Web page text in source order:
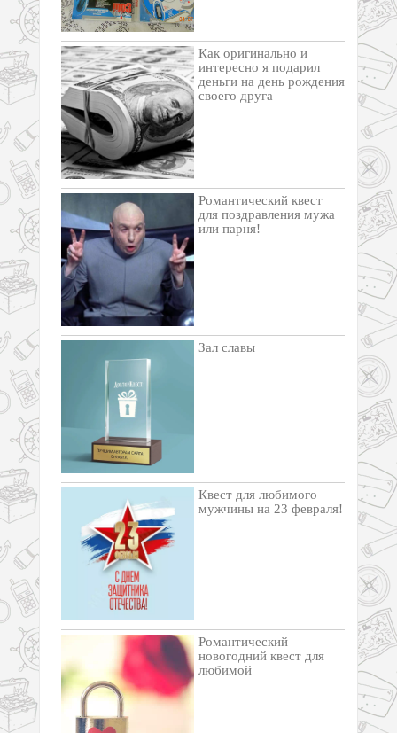
Как оригинально и
интересно я подарил
деньги на день рождения
своего друга
Романтический квест
для поздравления мужа
или парня!
Зал славы
Квест для любимого
мужчины на 23 февраля!
Романтический
новогодний квест для
любимой